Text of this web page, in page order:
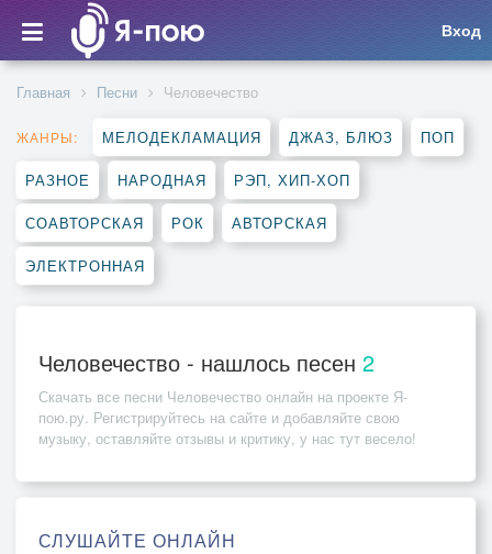
Вход
Главная Песни Человечество
ЖАНРЫ: МЕЛОДЕКЛАМАЦИЯ ДЖАЗ, БЛЮЗ ПОП
РАЗНОЕ НАРОДНАЯ РЭП, ХИП-ХОП
СОАВТОРСКАЯ РОК АВТОРСКАЯ
ЭЛЕКТРОННАЯ
Человечество - нашлось песен 2
Скачать все песни Человечество онлайн на проекте Я-
пою.ру. Регистрируйтесь на сайте и добавляйте свою
музыку, оставляйте отзывы и критику, у нас тут весело!
СЛУШАЙТЕ ОНЛАЙН